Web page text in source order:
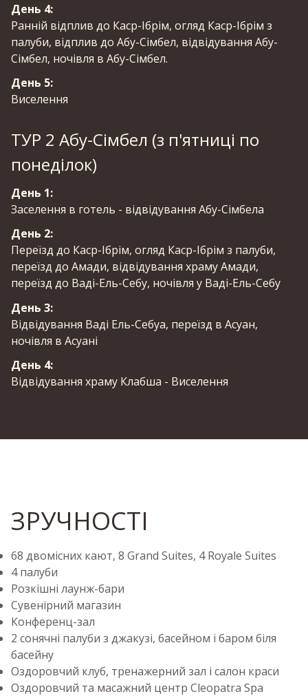
День 4:
Ранній відплив до Каср-Ібрім, огляд Каср-Ібрім з
палуби, відплив до Абу-Сімбел, відвідування Абу-
Сімбел, ночівля в Абу-Сімбел.
День 5:
Виселення
ТУР 2 Абу-Сімбел (з п'ятниці по
понеділок)
День 1:
Заселення в готель - відвідування Абу-Сімбела
День 2:
Переїзд до Каср-Ібрім, огляд Каср-Ібрім з палуби,
переїзд до Амади, відвідування храму Амади,
переїзд до Ваді-Ель-Себу, ночівля у Ваді-Ель-Себу
День 3:
Відвідування Ваді Ель-Себуа, переїзд в Асуан,
ночівля в Асуані
День 4:
Відвідування храму Клабша - Виселення
ЗРУЧНОСТІ
68 двомісних кают, 8 Grand Suites, 4 Royale Suites
4 палуби
Розкішні лаунж-бари
Сувенірний магазин
Конференц-зал
2 сонячні палуби з джакузі, басейном і баром біля
басейну
Оздоровчий клуб, тренажерний зал і салон краси
Оздоровчий та масажний центр Cleopatra Spa